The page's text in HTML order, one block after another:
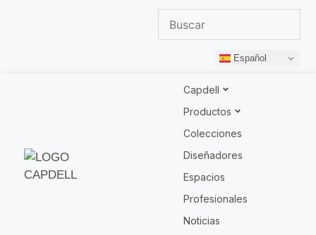
Español
Capdell
Productos
Colecciones
Diseñadores
Espacios
Profesionales
Noticias